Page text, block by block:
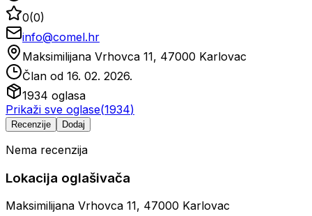
0(0)
info@comel.hr
Maksimilijana Vrhovca 11, 47000 Karlovac
Član od 16. 02. 2026.
1934 oglasa
Prikaži sve oglase(1934)
Recenzije Dodaj
Nema recenzija
Lokacija oglašivača
Maksimilijana Vrhovca 11, 47000 Karlovac